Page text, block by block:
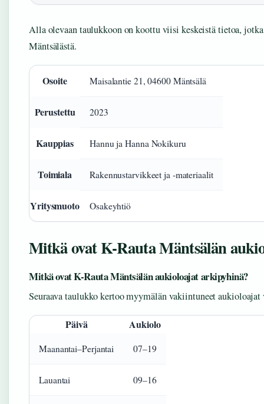
Alla olevaan taulukkoon on koottu viisi keskeistä tietoa,
Mäntsälästä.
Osoite Maisalantie 21, 04600 Mäntsälä
Perustettu 2023
Kauppias Hannu ja Hanna Nokikuru
Toimiala Rakennustarvikkeet ja -materiaalit
Yritysmuoto Osakeyhtiö
Mitkä ovat K-Rauta Mäntsälän
Mitkä ovat K-Rauta Mäntsälän aukioloajat arkipyhinä?
Seuraava taulukko kertoo myymälän vakiintuneet
Päivä Aukiolo
Maanantai–Perjantai 07–19
Lauantai 09–16